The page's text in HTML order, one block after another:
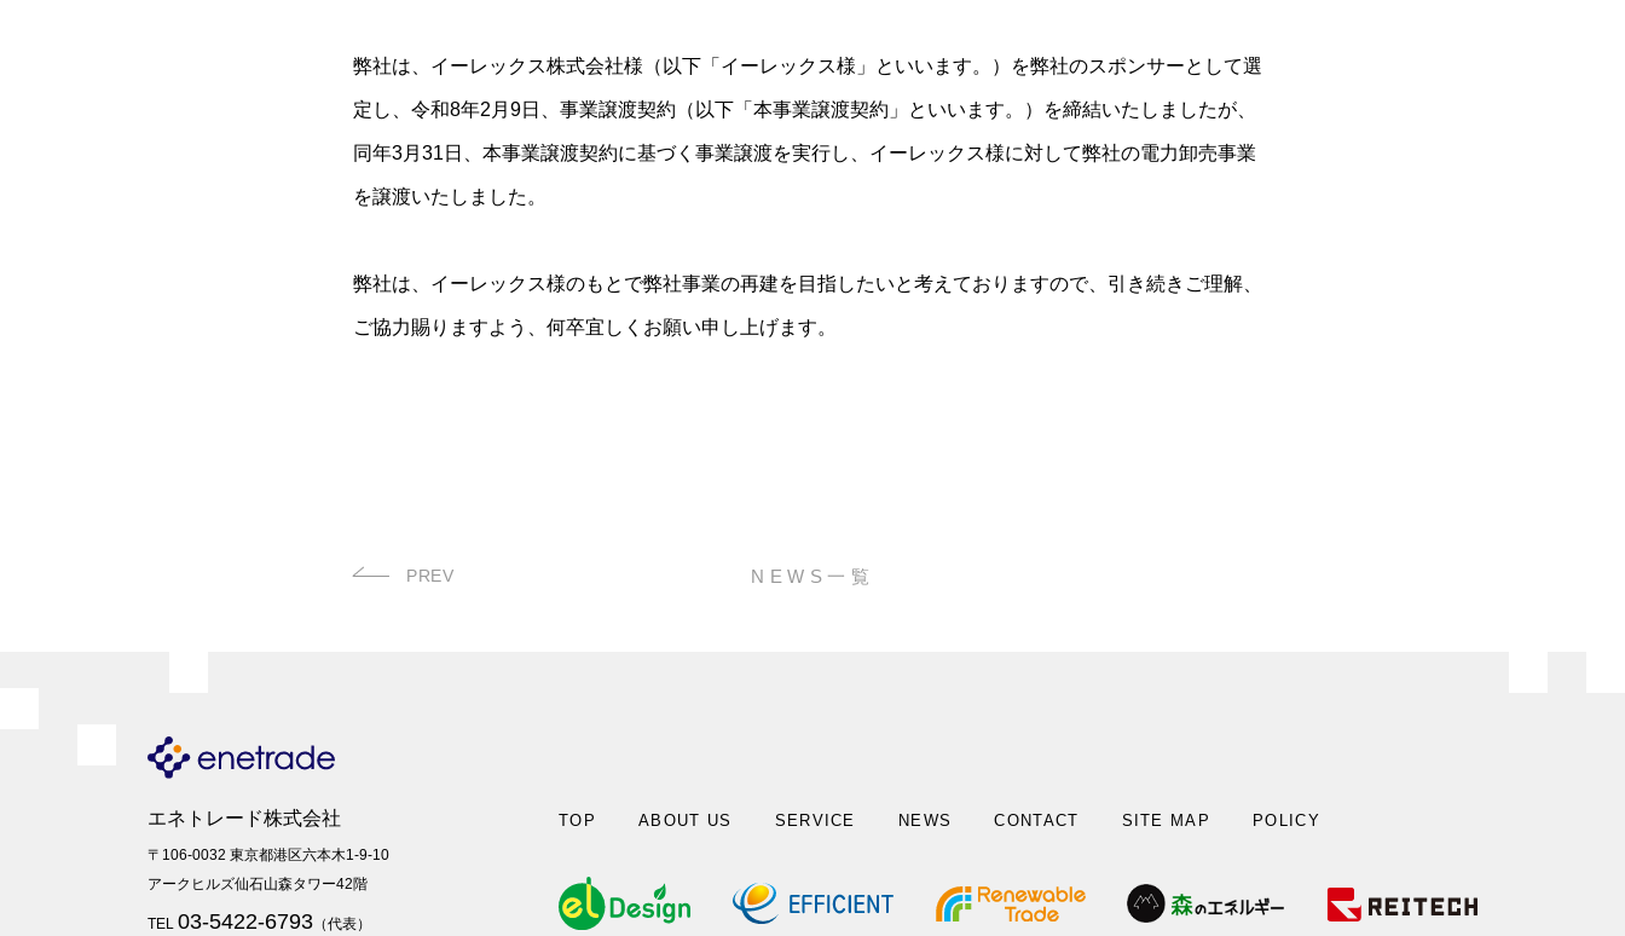
弊社は、イーレックス株式会社様（以下「イーレックス様」といいます。）を弊社のスポンサーとして選
定し、令和8年2月9日、事業譲渡契約（以下「本事業譲渡契約」といいます。）を締結いたしましたが、
同年3月31日、本事業譲渡契約に基づく事業譲渡を実行し、イーレックス様に対して弊社の電力卸売事業
を譲渡いたしました。
弊社は、イーレックス様のもとで弊社事業の再建を目指したいと考えておりますので、引き続きご理解、
ご協力賜りますよう、何卒宜しくお願い申し上げます。
PREV NEWS一覧
エネトレード株式会社
〒106-0032 東京都港区六本木1-9-10
アークヒルズ仙石山森タワー42階
TEL 03-5422-6793 （代表）
TOP ABOUT US SERVICE NEWS CONTACT SITE MAP POLICY